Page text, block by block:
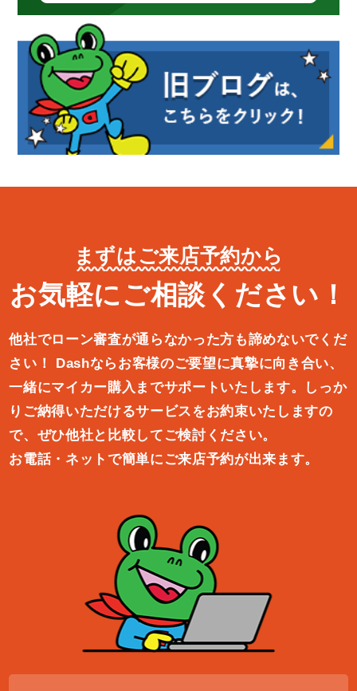
まずはご来店予約から
お気軽にご相談ください！
他社でローン審査が通らなかった方も諦めないでくだ
さい！
Dashならお客様のご要望に真摯に向き合い、
一緒にマイカー購入ま でサポートいたします。しっか
りご納得いただけるサービスをお約束いたしますの
で、ぜひ他社と比較してご検討ください。
お電話・ネットで簡単にご来店予約が出来ます。